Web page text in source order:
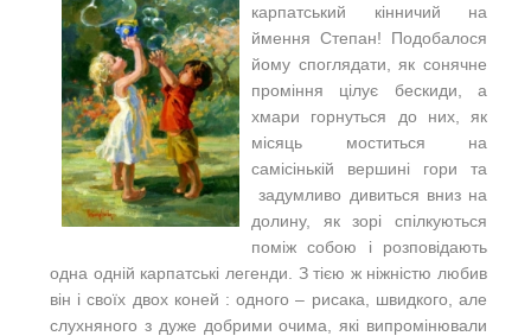
карпатський кінничий на
ймення Степан! Подобалося
йому споглядати, як сонячне
проміння цілує бескиди, а
хмари горнуться до них, як
місяць моститься на
самісінькій вершині гори та
задумливо дивиться вниз на
долину, як зорі спілкуються
поміж собою і розповідають
одна одній карпатські легенди. З тією ж ніжністю любив
він і своїх двох коней : одного – рисака, швидкого, але
слухняного з дуже добрими очима, які випромінювали